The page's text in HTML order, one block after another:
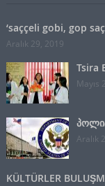
‘saççeli gobi, gop
Aralık 29, 2019
Tsira
Mayıs
Aralık
KÜLTÜRLER